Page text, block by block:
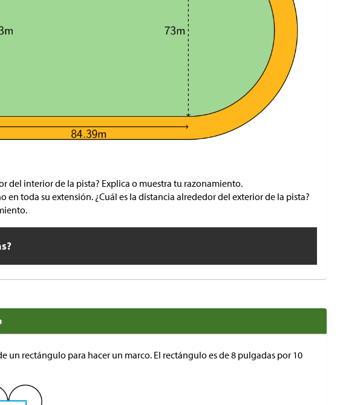
del interior de la pista? Explica o muestra tu razonamiento.
en toda su extensión. ¿Cuál es la distancia alrededor del exterior de la pista?
un rectángulo para hacer un marco. El rectángulo es de 8 pulgadas por 10